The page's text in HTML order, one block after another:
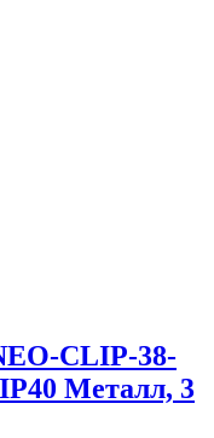
CLIP-38-
Металл, 3